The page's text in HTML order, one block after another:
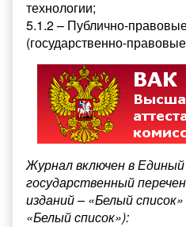
технологии;
5.1.2 – Публично-
(государственно-
Журнал включен в Единый
государственный
изданий – «Белый
«Белый список»):